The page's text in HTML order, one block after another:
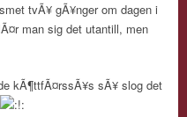
tvÃ¥ gÃ¥nger om dagen i
man sig det utantill, men
kÃ¶ttfÃ¤rssÃ¥s sÃ¥ slog det